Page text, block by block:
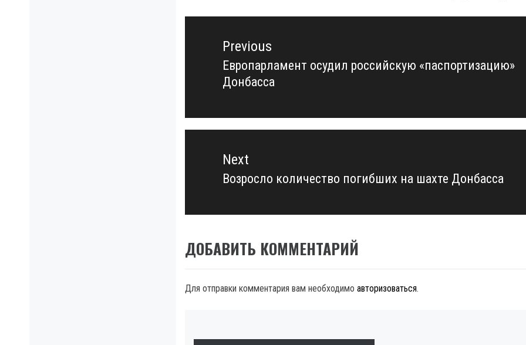
Навигация
записямPrevious
Previous
post:
Европарламент осудил российскую «паспортизацию»
Донбасса
Next
Next
Возросло количество погибших на шахте Донбасса
ДОБАВИТЬ КОММЕНТАРИЙ
Для отправки комментария вам необходимо авторизоваться.